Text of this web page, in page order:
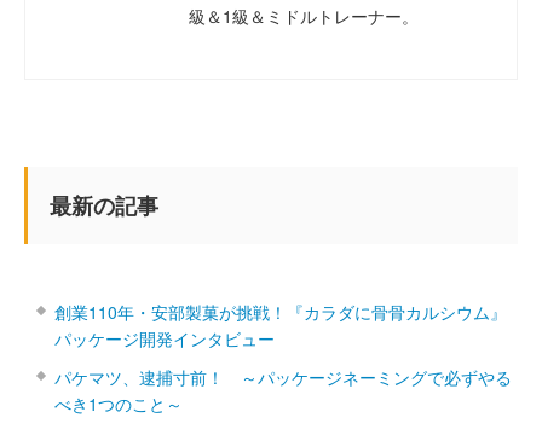
級＆1級＆ミドルトレーナー。
最新の記事
創業110年・安部製菓が挑戦！『カラダに骨骨カルシウム』
パッケージ開発インタビュー
パケマツ、逮捕寸前！ ～パッケージネーミングで必ずやる
べき1つのこと～